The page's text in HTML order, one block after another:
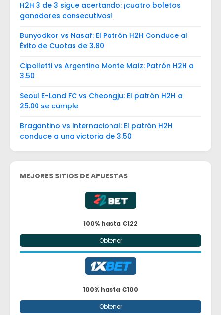
H2H 3 de 3 sigue acertando: ¡cuatro boletos
ganadores consecutivos!
Bunyodkor vs Nasaf: El Patrón H2H Conduce al
Éxito de Cuotas de 3.80
Cipolletti vs Argentino Monte Maíz: Patrón H2H a
3.50
Seoul E-Land FC vs Cheongju: El patrón H2H a
25.00 se cumple
Bragantino vs Internacional: El patrón H2H
conduce a una victoria de 3.50
MEJORES SITIOS DE APUESTAS
100% hasta €122
Obtener
100% hasta €100
Obtener